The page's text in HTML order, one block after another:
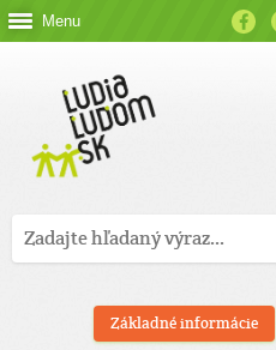
Menu
Základné informácie